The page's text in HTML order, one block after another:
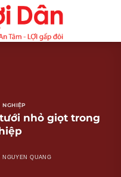
NGHIỆP
nhỏ giọt trong
NGUYEN QUANG